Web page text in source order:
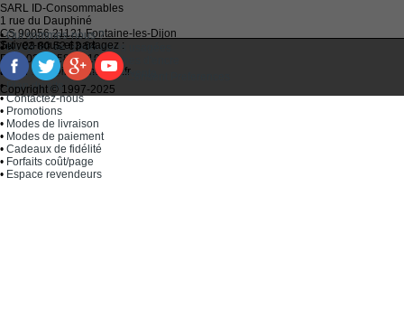
SARL ID-Consommables
1 rue du Dauphiné
CS 90056 21121Fontaine-les-Dijon
Tel :03 80 52 63 64
Fax :03 80 58 81 10
Email : idc@imprimantes.fr
•Qui sommes-nous ?
•Recycler ses cartouches usagées
• Bien choisir ses cartouches d'encre
•
Conditions générales de vente
•Plan du site
•Contactez-nous
• Promotions
• Modes de livraison
• Modes de paiement
• Cadeaux de fidélité
• Forfaits coût/page
• Espace revendeurs
Suivez-nous et partagez :
Consent Preferences
Copyright © 1997-2025